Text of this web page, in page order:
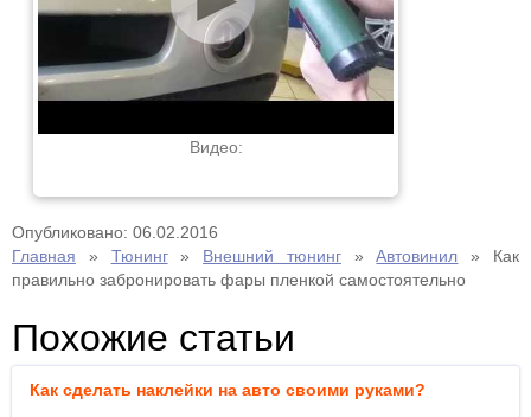
Видео:
Опубликовано: 06.02.2016
Главная » Тюнинг» Внешний тюнинг»Автовинил » Как
правильно забронировать фары пленкой самостоятельно
Похожие статьи
Как сделать наклейки на авто своими руками?